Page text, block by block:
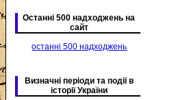
Останні 500 надходжень на
сайт
останні 500 надходжень
Визначні періоди та подіі в
історії України